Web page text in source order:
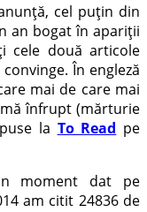
cel puțin din
an bogat în apariții
cele două articole
În engleză
mai de care mai
înfrupt (mărturie
la To Read pe
moment dat pe
am citit 24836 de